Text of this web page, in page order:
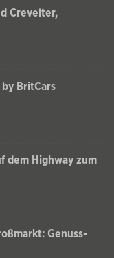
Crevelter,
by BritCars
dem Highway zum
Genuss-